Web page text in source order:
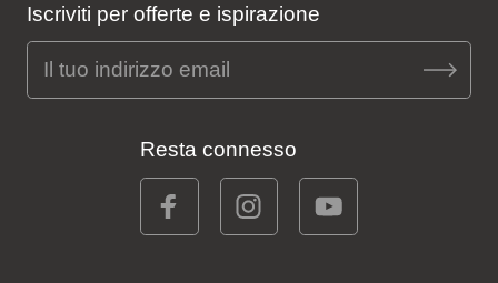
Iscriviti per offerte e ispirazione
Resta connesso